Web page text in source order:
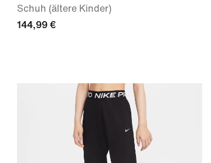
Schuh (ältere Kinder)
144,99 €